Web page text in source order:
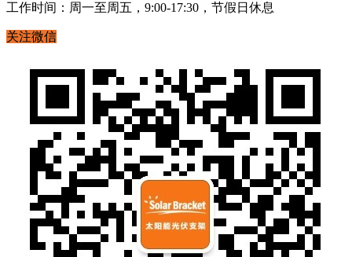
工作时间：周一至周五，9:00-17:30，节假日休息
关注微信